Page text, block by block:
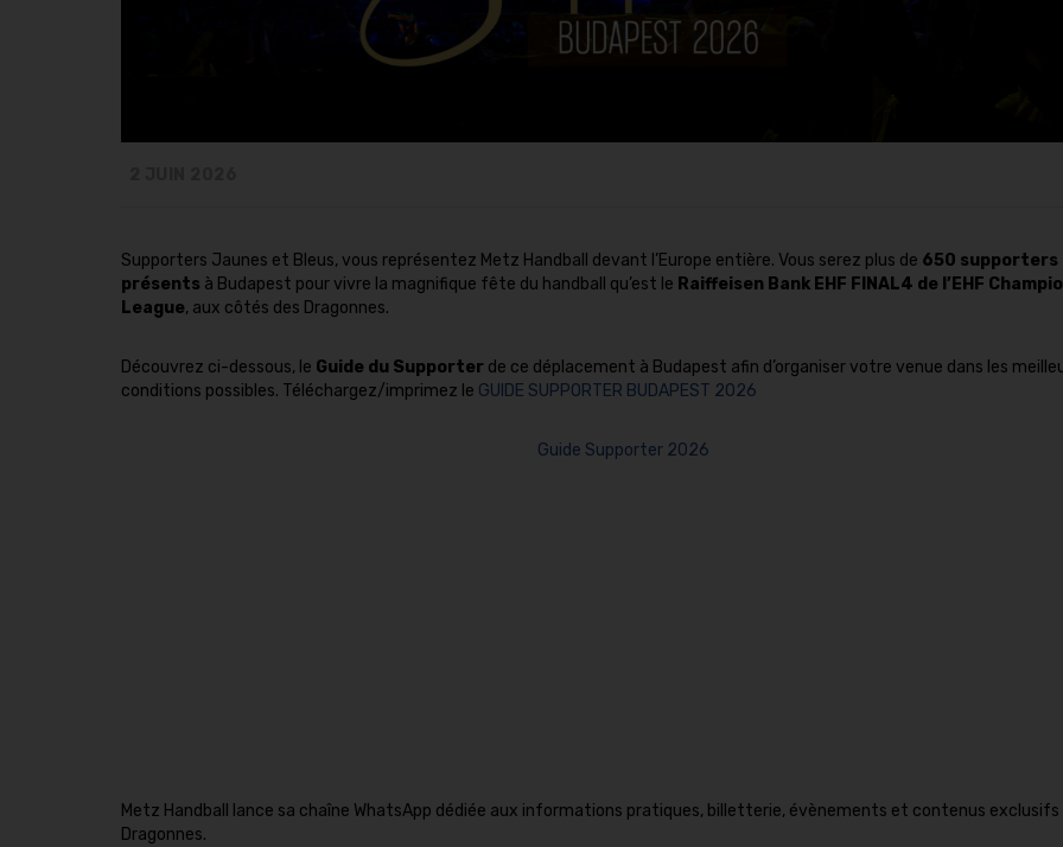
Supporters Jaunes et Bleus, vous représentez Metz Handball devant l’Europe entière. Vous serez plus de 650 supporters
présents à Budapest pour vivre la magnifique fête du handball qu’est le Raiffeisen Bank EHF FINAL4 de l’EHF
League, aux côtés des Dragonnes.
Découvrez ci-dessous, le Guide du Supporter de ce déplacement à Budapest afin d’organiser votre venue dans les
conditions possibles. Téléchargez/imprimez le GUIDE SUPPORTER BUDAPEST 2026
Guide Supporter 2026
Metz Handball lance sa chaîne WhatsApp dédiée aux informations pratiques, billetterie, évènements et contenus exclusifs
Dragonnes.